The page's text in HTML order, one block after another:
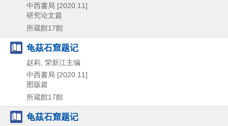
中西書局 [2020.11]
研究论文篇
所蔵館17館
龟茲石窟题记
赵莉, 荣新江主编
中西書局 [2020.11]
图版篇
所蔵館17館
龟茲石窟题记